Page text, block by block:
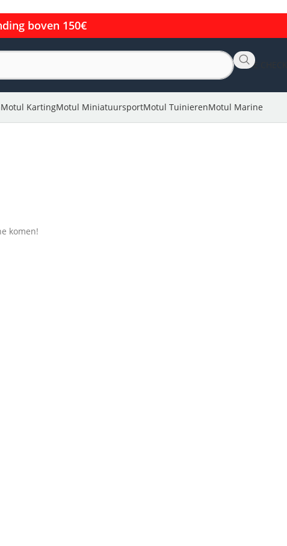
boven 150€
OLIE
Motul KartingMotul MiniatuursportMotul TuinierenMotul Marine
komen!